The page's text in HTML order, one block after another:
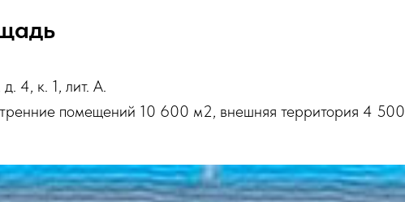
4, к. 1, лит. А.
помещений 10 600 м2, внешняя территория 4